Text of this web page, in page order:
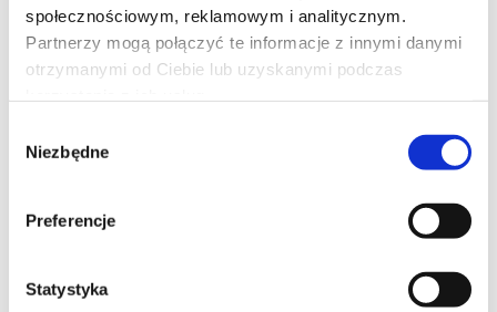
społecznościowym, reklamowym i analitycznym.
Partnerzy mogą połączyć te informacje z innymi danymi
otrzymanymi od Ciebie lub uzyskanymi podczas
zgody
Niezbędne
Preferencje
Statystyka
GWIEZDNE WOJNY : MANDALORIAN
I GROGU 2D DUBBING
Złowrogie Imperium upadło, a imperialni watażkowie wciąż są
która stara się chronić wszystko, o co walczyła Rebelia, zwraca się
o pomoc do legendarnego mandaloriańskiego łowcy nagród, Dina
Djarina, i jego młodego ucznia, Grogu.